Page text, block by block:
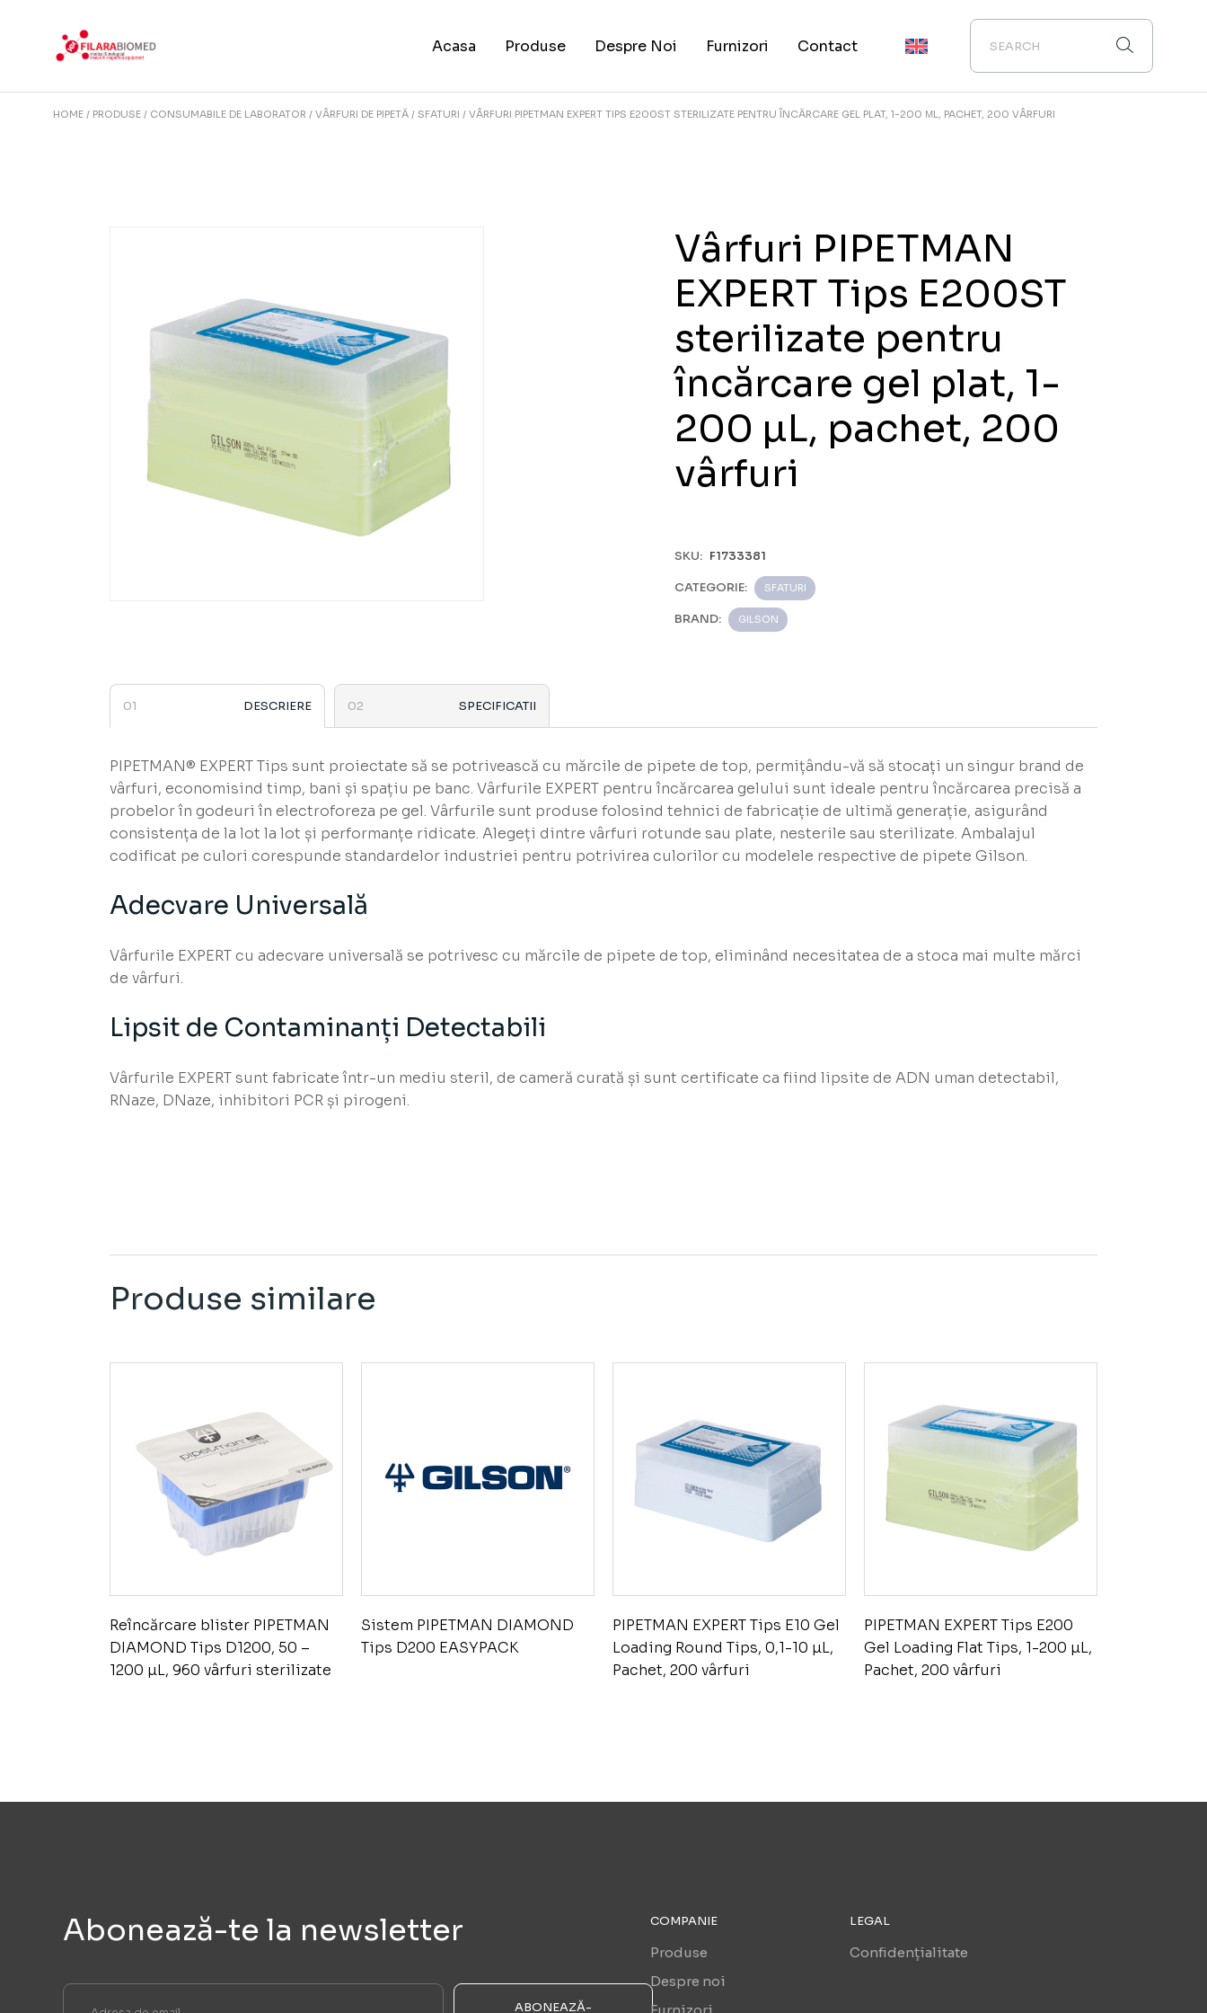
Acasa Produse Despre Noi Furnizori Contact
HOME PRODUSE CONSUMABILE DE LABORATOR VÂRFURI DE PIPETĂ SFATURI VÂRFURI PIPETMAN EXPERT TIPS E200ST STERILIZATE PENTRU ÎNCĂRCARE GEL PLAT, 1-200 ΜL, PACHET, 200 VÂRFURI
Vârfuri PIPETMAN
EXPERT Tips E200ST
sterilizate pentru
încărcare gel plat, 1-
200 µL, pachet, 200
vârfuri
SKU: F1733381
CATEGORIE: SFATURI
BRAND: GILSON
DESCRIERE SPECIFICATII
PIPETMAN® EXPERT Tips sunt proiectate să se potrivească cu mărcile de pipete de top, permițându-vă să stocați un singur brand de
vârfuri, economisind timp, bani și spațiu pe banc. Vârfurile EXPERT pentru încărcarea gelului sunt ideale pentru încărcarea precisă a
probelor în godeuri în electroforeza pe gel. Vârfurile sunt produse folosind tehnici de fabricație de ultimă generație, asigurând
consistența de la lot la lot și performanțe ridicate. Alegeți dintre vârfuri rotunde sau plate, nesterile sau sterilizate. Ambalajul
codificat pe culori corespunde standardelor industriei pentru potrivirea culorilor cu modelele respective de pipete Gilson.
Adecvare Universală
Vârfurile EXPERT cu adecvare universală se potrivesc cu mărcile de pipete de top, eliminând necesitatea de a stoca mai multe mărci
de vârfuri.
Lipsit de Contaminanți Detectabili
Vârfurile EXPERT sunt fabricate într-un mediu steril, de cameră curată și sunt certificate ca fiind lipsite de ADN uman detectabil,
RNaze, DNaze, inhibitori PCR și pirogeni.
Produse similare
Reîncărcare blister PIPETMAN
DIAMOND Tips D1200, 50 –
1200 µL, 960 vârfuri sterilizate
Sistem PIPETMAN DIAMOND
Tips D200 EASYPACK
PIPETMAN EXPERT Tips E10 Gel
Loading Round Tips, 0,1-10 µL,
Pachet, 200 vârfuri
PIPETMAN EXPERT Tips E200
Gel Loading Flat Tips, 1-200 µL,
Pachet, 200 vârfuri
Abonează-te la newsletter
ABONEAZĂ-
COMPANIE
Produse
Despre noi
LEGAL
Confidențialitate